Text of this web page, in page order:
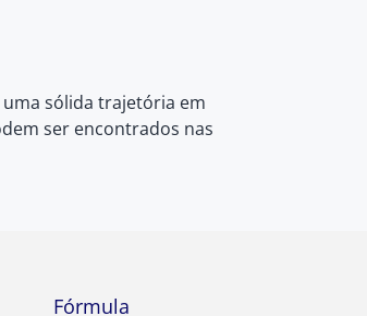
sólida trajetória em
ser encontrados nas
Fórmula